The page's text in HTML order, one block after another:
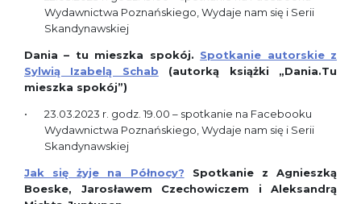
Wydawnictwa Poznańskiego, Wydaje nam się i Serii
Skandynawskiej
Dania – tu mieszka spokój. Spotkanie autorskie z
Sylwią Izabelą Schab (autorką książki „Dania.Tu
mieszka spokój”)
23.03.2023 r. godz. 19.00 – spotkanie na Facebooku
Wydawnictwa Poznańskiego, Wydaje nam się i Serii
Skandynawskiej
Jak się żyje na Północy? Spotkanie z Agnieszką
Boeske, Jarosławem Czechowiczem i Aleksandrą